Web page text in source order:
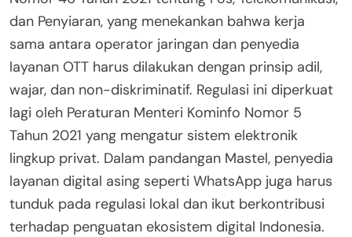
dan Penyiaran, yang menekankan bahwa kerja
sama antara operator jaringan dan penyedia
layanan OTT harus dilakukan dengan prinsip adil,
wajar, dan non-diskriminatif. Regulasi ini diperkuat
lagi oleh Peraturan Menteri Kominfo Nomor 5
Tahun 2021 yang mengatur sistem elektronik
lingkup privat. Dalam pandangan Mastel, penyedia
layanan digital asing seperti WhatsApp juga harus
tunduk pada regulasi lokal dan ikut berkontribusi
terhadap penguatan ekosistem digital Indonesia.